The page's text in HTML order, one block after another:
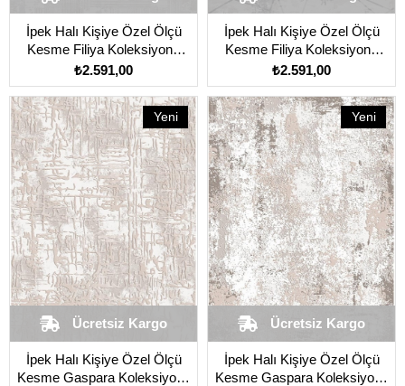
İpek Halı Kişiye Özel Ölçü
Kesme Filiya Koleksiyonu
11352 Vizon
₺2.591,00
İpek Halı Kişiye Özel Ölçü
Kesme Filiya Koleksiyonu
11353 Krem
₺2.591,00
İpek Halı Kişiye Özel Ölçü
Kesme Gaspara Koleksiyonu
Ücretsiz Kargo
Yeni
Ürün
İpek Halı Kişiye Özel Ölçü
Kesme Gaspara Koleksiyonu
Ücretsiz Kargo
Yeni
Ürün